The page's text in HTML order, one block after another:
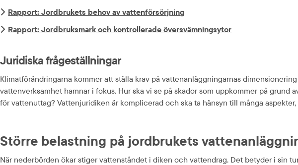
Rapport: Jordbrukets behov av vattenförsörjning
Rapport: Jordbruksmark och kontrollerade översvämningsytor
Juridiska frågeställningar
Klimatförändringarna kommer att ställa krav på vattenanläggningarnas
vattenverksamhet hamnar i fokus. Hur ska vi se på skador som uppkommer på
för vattenuttag? Vattenjuridiken är komplicerad och ska ta hänsyn till många
Större belastning på jordbrukets
När nederbörden ökar stiger vattenståndet i diken och vattendrag. Det betyder i sin